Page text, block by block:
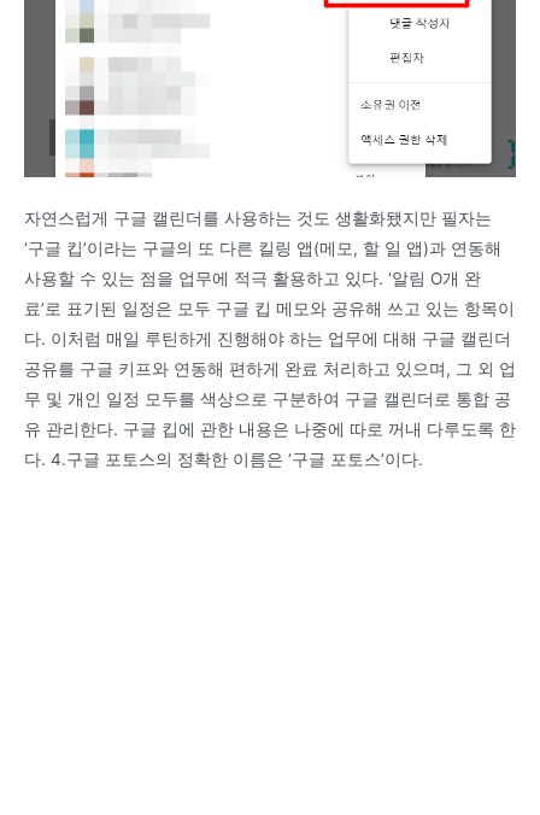
자연스럽게 구글 캘린더를 사용하는 것도 생활화됐지만 필자는
‘구글 킵’이라는 구글의 또 다른 킬링 앱(메모, 할 일 앱)과 연동해
사용할 수 있는 점을 업무에 적극 활용하고 있다. ‘알림 O개 완
료’로 표기된 일정은 모두 구글 킵 메모와 공유해 쓰고 있는 항목이
다. 이처럼 매일 루틴하게 진행해야 하는 업무에 대해 구글 캘린더
공유를 구글 키프와 연동해 편하게 완료 처리하고 있으며, 그 외 업
무 및 개인 일정 모두를 색상으로 구분하여 구글 캘린더로 통합 공
유 관리한다. 구글 킵에 관한 내용은 나중에 따로 꺼내 다루도록 한
다. 4.구글 포토스의 정확한 이름은 ‘구글 포토스’이다.